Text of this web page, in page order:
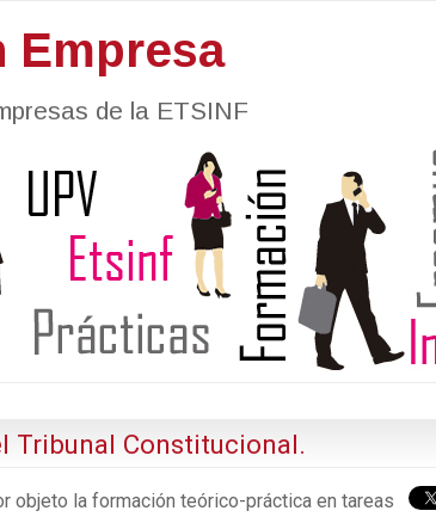
Empresa
de la ETSINF
Tribunal Constitucional.
objeto la formación teórico-práctica en tareas